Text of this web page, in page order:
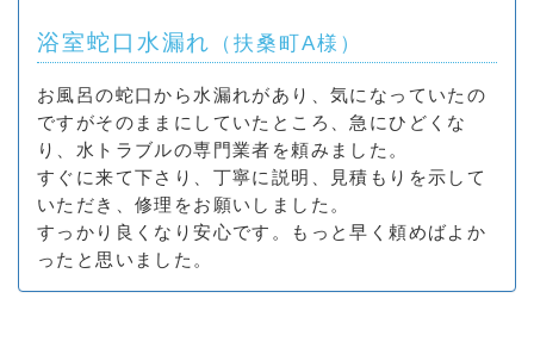
浴室蛇口水漏れ （扶桑町A様）
お風呂の蛇口から水漏れがあり、気になっていたの
ですがそのままにしていたところ、急にひどくな
り、水トラブルの専門業者を頼みました。
すぐに来て下さり、丁寧に説明、見積もりを示して
いただき、修理をお願いしました。
すっかり良くなり安心です。もっと早く頼めばよか
ったと思いました。